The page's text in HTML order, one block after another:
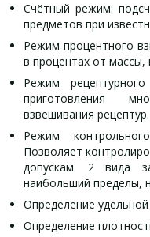
Счётный режим:
предметов при
Режим процентного
в процентах от массы,
Режим
приготовления
взвешивания рецептур.
Режим
Позволяет
допускам. 2 вида
наибольший пределы,
Определение
Определение